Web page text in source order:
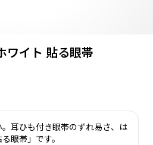
ワイト 貼る眼帯
耳ひも付き眼帯のずれ易さ、は
眼帯」です。